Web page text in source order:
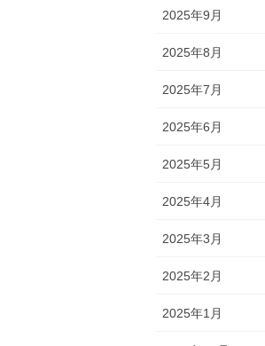
2025年9月
2025年8月
2025年7月
2025年6月
2025年5月
2025年4月
2025年3月
2025年2月
2025年1月